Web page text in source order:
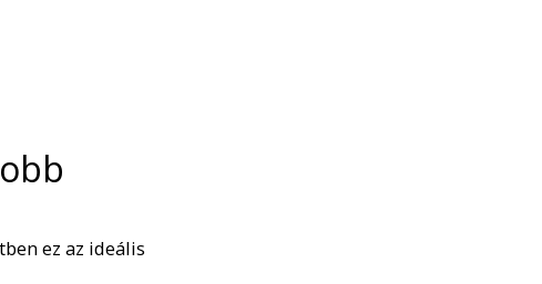
ez az ideális